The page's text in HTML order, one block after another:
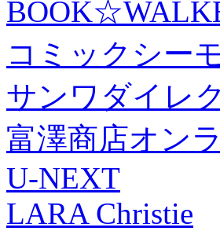
コミックシー
サンワダイレ
富澤商店オン
U-NEXT
LARA Christie